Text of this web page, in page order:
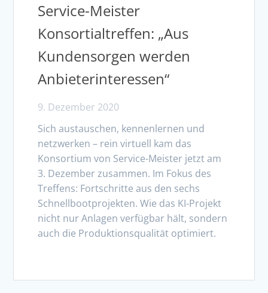
Service-Meister
Konsortialtreffen: „Aus
Kundensorgen werden
Anbieterinteressen“
9. Dezember 2020
Sich austauschen, kennenlernen und
netzwerken – rein virtuell kam das
Konsortium von Service-Meister jetzt am
3. Dezember zusammen. Im Fokus des
Treffens: Fortschritte aus den sechs
Schnellbootprojekten. Wie das KI-Projekt
nicht nur Anlagen verfügbar hält, sondern
auch die Produktionsqualität optimiert.